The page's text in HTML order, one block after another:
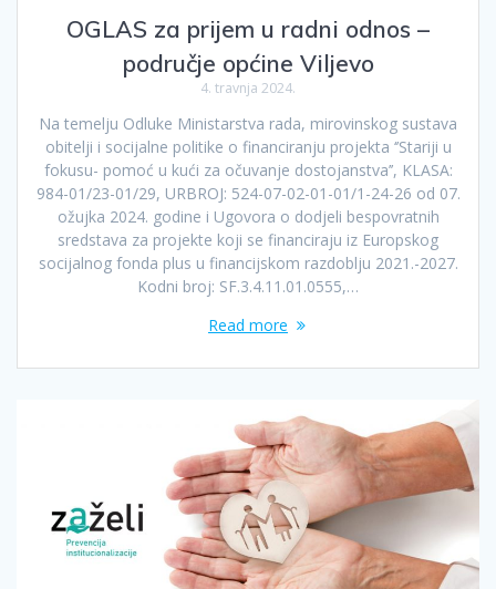
OGLAS za prijem u radni odnos –
područje općine Viljevo
4. travnja 2024.
Na temelju Odluke Ministarstva rada, mirovinskog sustava
obitelji i socijalne politike o financiranju projekta ‘’Stariji u
fokusu- pomoć u kući za očuvanje dostojanstva’’, KLASA:
984-01/23-01/29, URBROJ: 524-07-02-01-01/1-24-26 od 07.
ožujka 2024. godine i Ugovora o dodjeli bespovratnih
sredstava za projekte koji se financiraju iz Europskog
socijalnog fonda plus u financijskom razdoblju 2021.-2027.
Kodni broj: SF.3.4.11.01.0555,…
Read more